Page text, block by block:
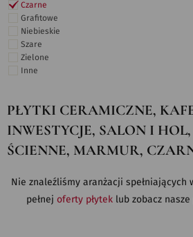
Czarne
Grafitowe
Niebieskie
Szare
Zielone
Inne
PŁYTKI CERAMICZNE,
INWESTYCJE, SALON I
ŚCIENNE, MARMUR,
Nie znaleźliśmy aranżacji spełniających
pełnej oferty płytek lub zobacz